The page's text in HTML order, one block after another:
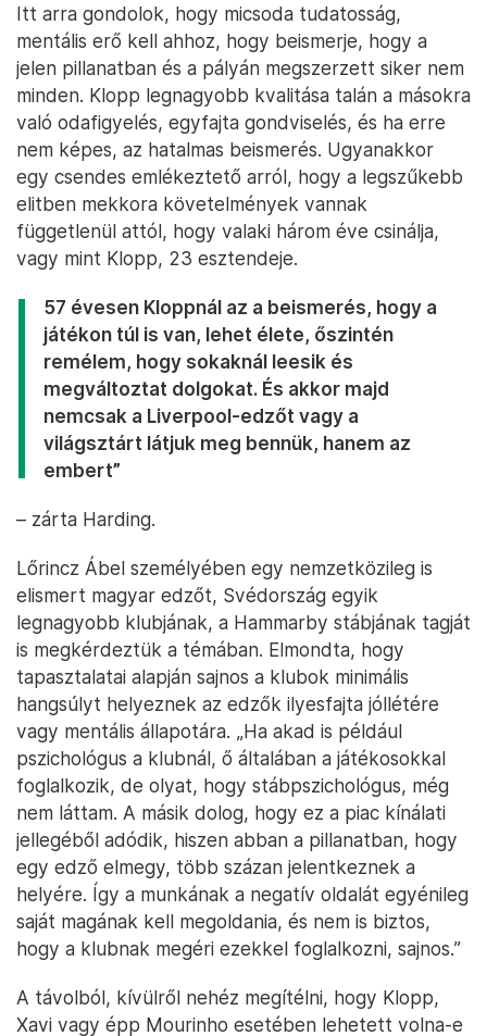
Itt arra gondolok, hogy micsoda tudatosság,
mentális erő kell ahhoz, hogy beismerje, hogy a
jelen pillanatban és a pályán megszerzett siker nem
minden. Klopp legnagyobb kvalitása talán a másokra
való odafigyelés, egyfajta gondviselés, és ha erre
nem képes, az hatalmas beismerés. Ugyanakkor
egy csendes emlékeztető arról, hogy a legszűkebb
elitben mekkora követelmények vannak
függetlenül attól, hogy valaki három éve csinálja,
vagy mint Klopp, 23 esztendeje.
57 évesen Kloppnál az a beismerés, hogy a
játékon túl is van, lehet élete, őszintén
remélem, hogy sokaknál leesik és
megváltoztat dolgokat. És akkor majd
nemcsak a Liverpool-edzőt vagy a
világsztárt látjuk meg bennük, hanem az
embert”
– zárta Harding.
Lőrincz Ábel személyében egy nemzetközileg is
elismert magyar edzőt, Svédország egyik
legnagyobb klubjának, a Hammarby stábjának tagját
is megkérdeztük a témában. Elmondta, hogy
tapasztalatai alapján sajnos a klubok minimális
hangsúlyt helyeznek az edzők ilyesfajta jóllétére
vagy mentális állapotára. „Ha akad is például
pszichológus a klubnál, ő általában a játékosokkal
foglalkozik, de olyat, hogy stábpszichológus, még
nem láttam. A másik dolog, hogy ez a piac kínálati
jellegéből adódik, hiszen abban a pillanatban, hogy
egy edző elmegy, több százan jelentkeznek a
helyére. Így a munkának a negatív oldalát egyénileg
saját magának kell megoldania, és nem is biztos,
hogy a klubnak megéri ezekkel foglalkozni, sajnos.”
A távolból, kívülről nehéz megítélni, hogy Klopp,
Xavi vagy épp Mourinho esetében lehetett volna-e